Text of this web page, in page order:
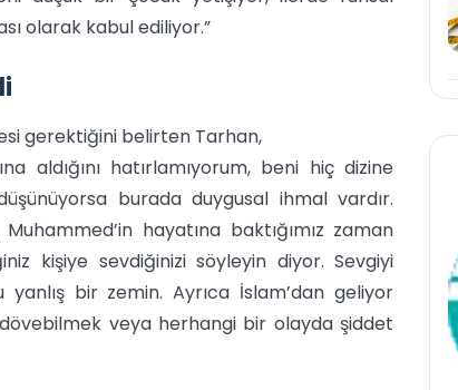
olarak kabul ediliyor.”
gerektiğini belirten Tarhan,
aldığını hatırlamıyorum, beni hiç dizine
burada duygusal ihmal vardır.
hayatına baktığımız zaman
kişiye sevdiğinizi söyleyin diyor. Sevgiyi
bir zemin. Ayrıca İslam’dan geliyor
veya herhangi bir olayda şiddet